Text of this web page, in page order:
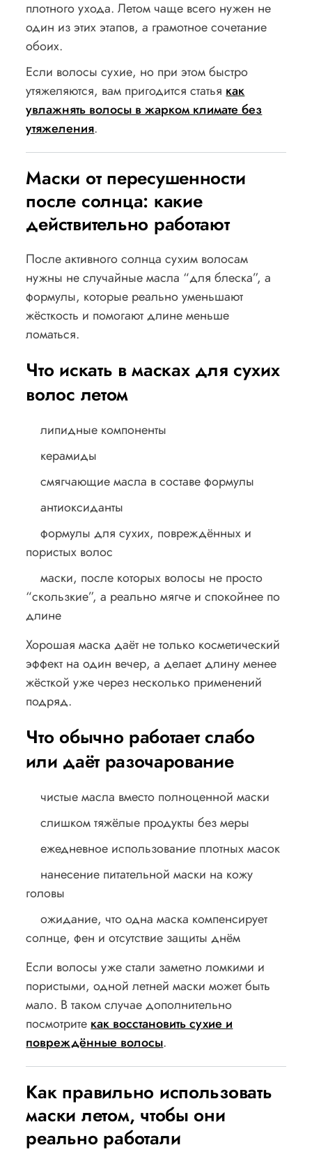
плотного ухода. Летом чаще всего нужен не
один из этих этапов, а грамотное сочетание
обоих.
Если волосы сухие, но при этом быстро
утяжеляются, вам пригодится статья как
увлажнять волосы в жарком климате без
утяжеления.
Маски от пересушенности
после солнца: какие
действительно работают
После активного солнца сухим волосам
нужны не случайные масла “для блеска”, а
формулы, которые реально уменьшают
жёсткость и помогают длине меньше
ломаться.
Что искать в масках для сухих
волос летом
липидные компоненты
керамиды
смягчающие масла в составе формулы
антиоксиданты
формулы для сухих, повреждённых и
пористых волос
маски, после которых волосы не просто
“скользкие”, а реально мягче и спокойнее по
длине
Хорошая маска даёт не только косметический
эффект на один вечер, а делает длину менее
жёсткой уже через несколько применений
подряд.
Что обычно работает слабо
или даёт разочарование
чистые масла вместо полноценной маски
слишком тяжёлые продукты без меры
ежедневное использование плотных масок
нанесение питательной маски на кожу
головы
ожидание, что одна маска компенсирует
солнце, фен и отсутствие защиты днём
Если волосы уже стали заметно ломкими и
пористыми, одной летней маски может быть
мало. В таком случае дополнительно
посмотрите как восстановить сухие и
повреждённые волосы.
Как правильно использовать
маски летом, чтобы они
реально работали